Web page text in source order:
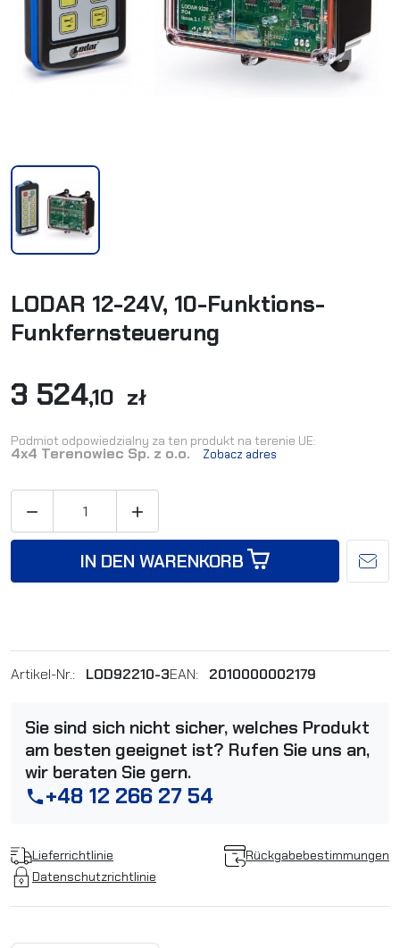
LODAR 12-24V, 10-Funktions-
Funkfernsteuerung
3 524,10 zł
Podmiot odpowiedzialny za ten produkt na terenie UE:
4x4 Terenowiec Sp. z o.o. Zobacz adres
 
IN DEN WARENKORB
Artikel-Nr.: LOD92210-3EAN: 2010000002179
Sie sind sich nicht sicher, welches Produkt
am besten geeignet ist? Rufen Sie uns an,
wir beraten Sie gern.
phone+48 12 266 27 54
Lieferrichtlinie
Rückgabebestimmungen
Datenschutzrichtlinie